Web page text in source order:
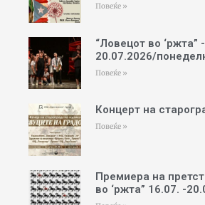
Повеќе »
“Ловецот во ‘ржта”
20.07.2026/
Повеќе »
Концерт на
Повеќе »
Премиера на
во ‘ржта” 16.07. -